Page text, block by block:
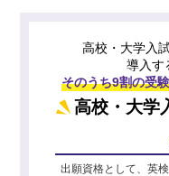
高校・大学入
導入す
そのうち9割の受
高校・大学
出願資格として、英